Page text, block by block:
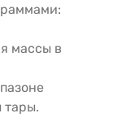
массы в
тары.